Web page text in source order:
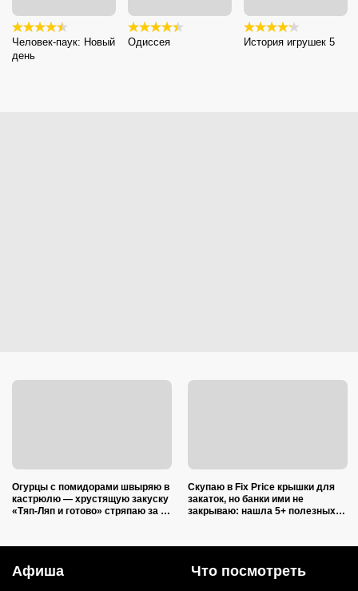
Человек-паук: Новый
день
Одиссея История игрушек 5
Огурцы с помидорами швыряю в
кастрюлю — хрустящую закуску
«Тяп-Ляп и готово» стряпаю за 15
Скупаю в Fix Price крышки для
закаток, но банки ими не
закрываю: нашла 5+ полезных
Афиша Что посмотреть